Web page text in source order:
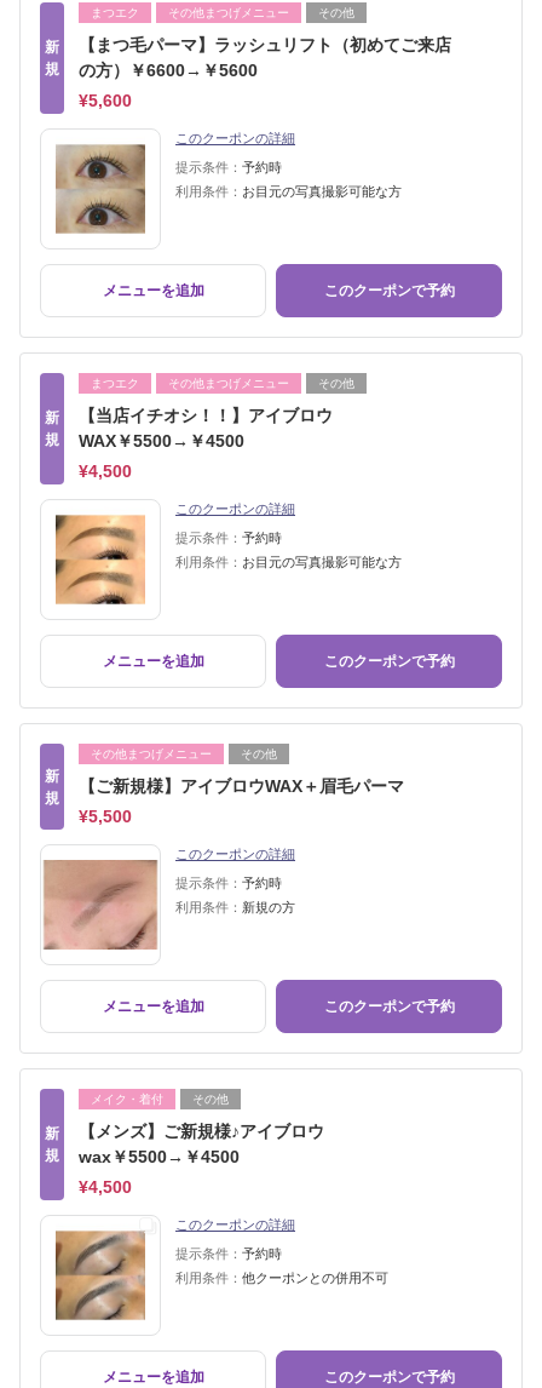
新
規
まつエク その他まつげメニュー その他
【まつ毛パーマ】ラッシュリフト（初めてご来店
の方）￥6600→￥5600
¥5,600
このクーポンの詳細
提示条件： 予約時
利用条件： お目元の写真撮影可能な方
メニューを追加 このクーポンで予約
新
規
まつエク その他まつげメニュー その他
【当店イチオシ！！】アイブロウ
WAX￥5500→￥4500
¥4,500
このクーポンの詳細
提示条件： 予約時
利用条件： お目元の写真撮影可能な方
メニューを追加 このクーポンで予約
新
規
その他まつげメニュー その他
【ご新規様】アイブロウWAX＋眉毛パーマ
¥5,500
このクーポンの詳細
提示条件： 予約時
利用条件： 新規の方
メニューを追加 このクーポンで予約
新
規
メイク・着付 その他
【メンズ】ご新規様♪アイブロウ
wax￥5500→￥4500
¥4,500
このクーポンの詳細
提示条件： 予約時
利用条件： 他クーポンとの併用不可
メニューを追加 このクーポンで予約